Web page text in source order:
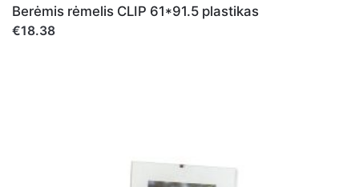
Berėmis rėmelis CLIP 61*91.5 plastikas
€18.38